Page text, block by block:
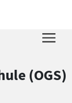
(OGS)